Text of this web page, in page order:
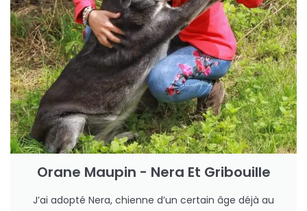
Orane Maupin - Nera Et Gribouille
J’ai adopté Nera, chienne d’un certain âge déjà au